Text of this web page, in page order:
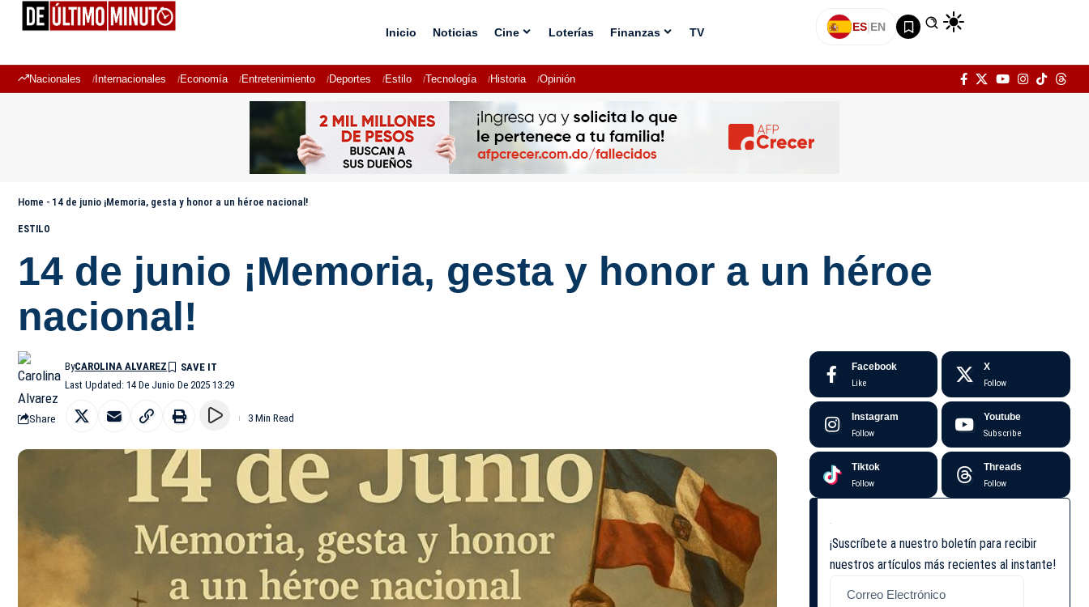
Inicio Noticias Cine Loterías Finanzas TV ES|EN
Nacionales Internacionales Economía Entretenimiento Deportes Estilo Tecnología Historia Opinión
Home - 14 de junio ¡Memoria, gesta y honor a un héroe nacional!
ESTILO
14 de junio ¡Memoria, gesta y honor a un héroe
nacional!
Last Updated: 14 De Junio De 2025 13:29
ByCAROLINA ALVAREZ
Share 3 Min Read
Facebook
Like
X
Follow
Instagram
Follow
Youtube
Subscribe
Tiktok
Follow
Threads
Follow
¡Suscríbete a nuestro boletín para recibir
nuestros artículos más recientes al instante!